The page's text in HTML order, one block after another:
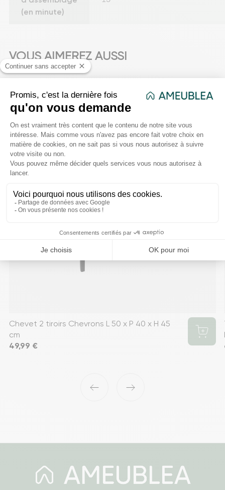
(en minute)
VOUS AIMEREZ AUSSI
favorite
Chevet 2 tiroirs Chevrons L 50 x P 40 x H 45
cm
Prix
49,99 €
‹ ›